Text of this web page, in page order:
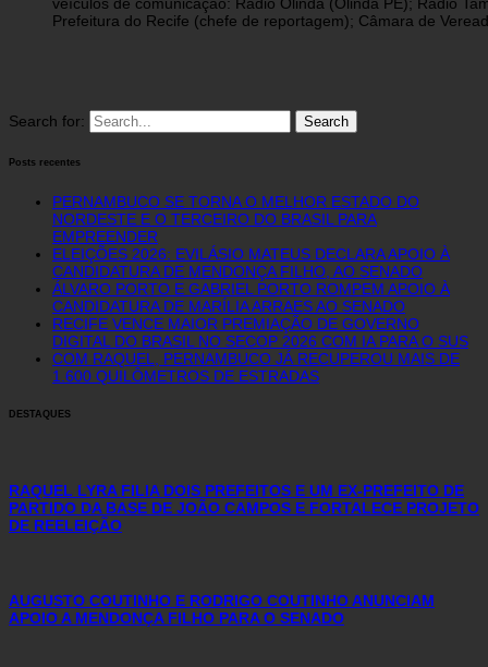
Prefeitura do Recife (chefe de reportagem); Câmara de
Search for:
Posts recentes
PERNAMBUCO SE TORNA O MELHOR ESTADO DO
NORDESTE E O TERCEIRO DO BRASIL PARA
EMPREENDER
ELEIÇÕES 2026: EVILÁSIO MATEUS DECLARA APOIO À
CANDIDATURA DE MENDONÇA FILHO, AO SENADO
ÁLVARO PORTO E GABRIEL PORTO ROMPEM APOIO À
CANDIDATURA DE MARÍLIA ARRAES AO SENADO
RECIFE VENCE MAIOR PREMIAÇÃO DE GOVERNO
DIGITAL DO BRASIL NO SECOP 2026 COM IA PARA O SUS
COM RAQUEL, PERNAMBUCO JÁ RECUPEROU MAIS DE
1.600 QUILÔMETROS DE ESTRADAS
DESTAQUES
RAQUEL LYRA FILIA DOIS PREFEITOS E UM EX-PREFEITO DE
PARTIDO DA BASE DE JOÃO CAMPOS E FORTALECE PROJETO
DE REELEIÇÃO
AUGUSTO COUTINHO E RODRIGO COUTINHO ANUNCIAM
APOIO A MENDONÇA FILHO PARA O SENADO